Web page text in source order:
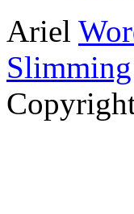
Ariel
Slimming